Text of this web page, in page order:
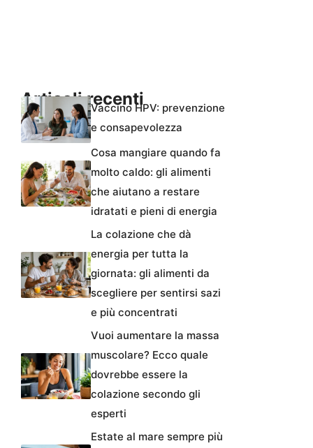
Articoli recentiVaccino HPV: prevenzione
e consapevolezza
Cosa mangiare quando fa
molto caldo: gli alimenti
che aiutano a restare
idratati e pieni di energia
La colazione che dà
energia per tutta la
giornata: gli alimenti da
scegliere per sentirsi sazi
e più concentrati
Vuoi aumentare la massa
muscolare? Ecco quale
dovrebbe essere la
colazione secondo gli
esperti
Estate al mare sempre più